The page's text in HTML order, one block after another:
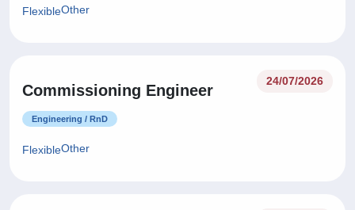
FlexibleOther
Commissioning Engineer
24/07/2026
Engineering / RnD
FlexibleOther